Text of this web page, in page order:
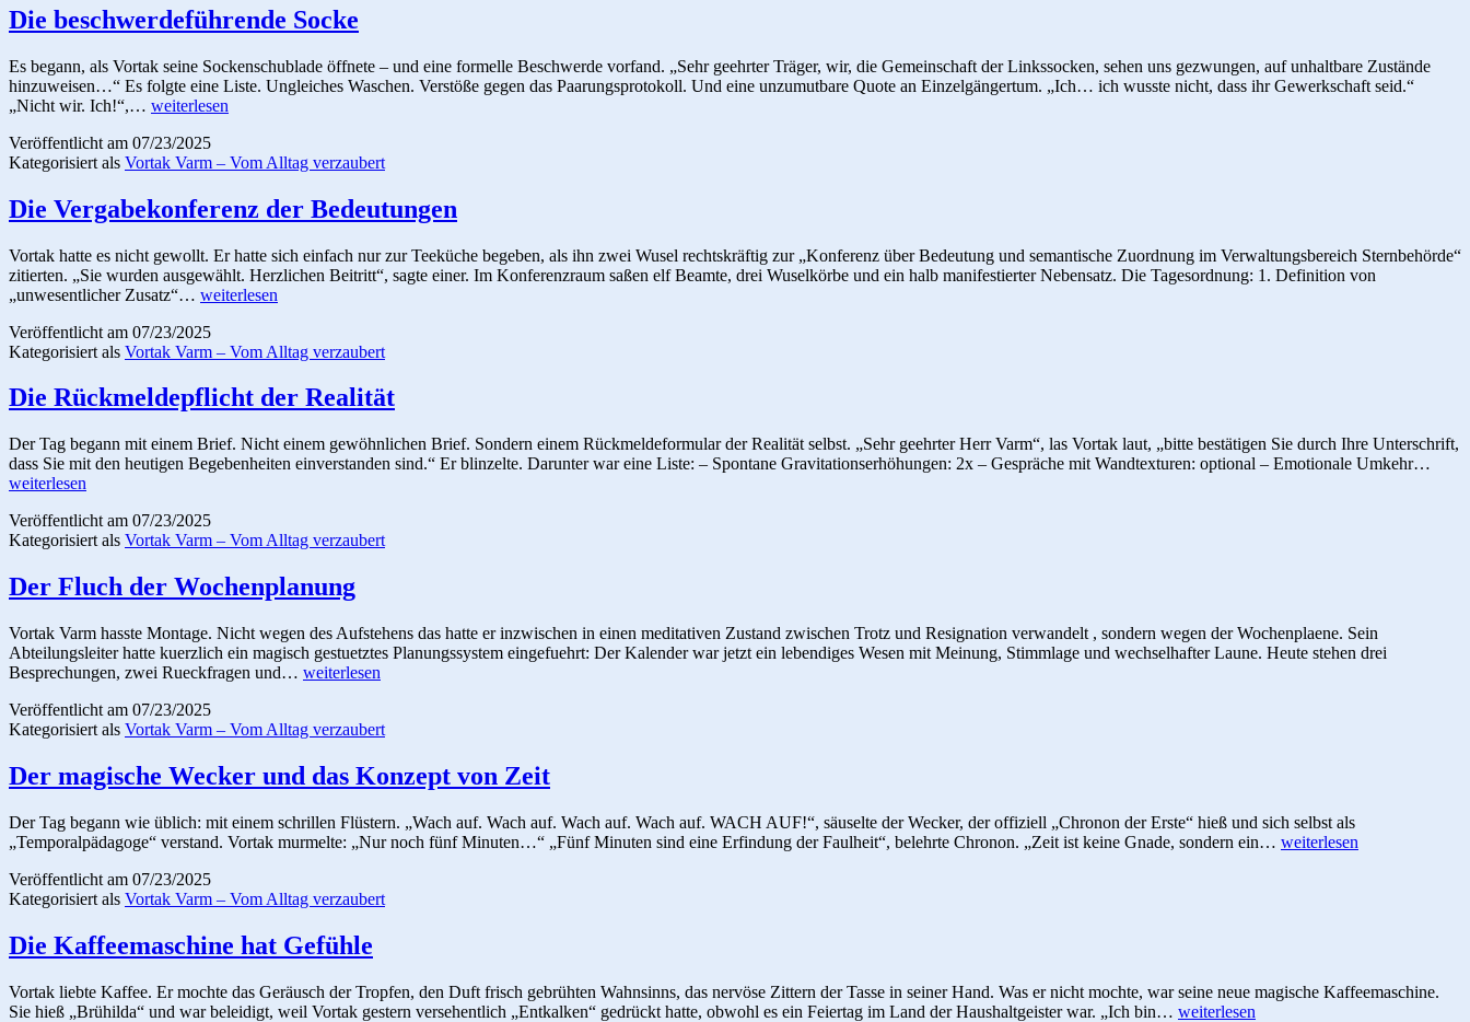
Die beschwerdeführende Socke
Es begann, als Vortak seine Sockenschublade öffnete – und eine formelle Beschwerde vorfand. „Sehr geehrter Träger, wir, die Gemeinschaft der Linkssocken, sehen uns gezwungen, auf unhaltbare Zustände
hinzuweisen…“ Es folgte eine Liste. Ungleiches Waschen. Verstöße gegen das Paarungsprotokoll. Und eine unzumutbare Quote an Einzelgängertum. „Ich… ich wusste nicht, dass ihr Gewerkschaft seid.“
„Nicht wir. Ich!“,… Die
Socke
weiterlesen
Veröffentlicht am 07/23/2025
Kategorisiert als Vortak Varm – Vom Alltag verzaubert
Die Vergabekonferenz der Bedeutungen
Vortak hatte es nicht gewollt. Er hatte sich einfach nur zur Teeküche begeben, als ihn zwei Wusel rechtskräftig zur „Konferenz über Bedeutung und semantische Zuordnung im Verwaltungsbereich Sternbehörde“
zitierten. „Sie wurden ausgewählt. Herzlichen Beitritt“, sagte einer. Im Konferenzraum saßen elf Beamte, drei Wuselkörbe und ein halb manifestierter Nebensatz. Die Tagesordnung: 1. Definition von
„unwesentlicher Zusatz“… Die
der
Bedeutungen
weiterlesen
Veröffentlicht am 07/23/2025
Kategorisiert als Vortak Varm – Vom Alltag verzaubert
Die Rückmeldepflicht der Realität
Der Tag begann mit einem Brief. Nicht einem gewöhnlichen Brief. Sondern einem Rückmeldeformular der Realität selbst. „Sehr geehrter Herr Varm“, las Vortak laut, „bitte bestätigen Sie durch Ihre Unterschrift,
dass Sie mit den heutigen Begebenheiten einverstanden sind.“ Er blinzelte. Darunter war eine Liste: – Spontane Gravitationserhöhungen: 2x – Gespräche mit Wandtexturen: optional – Emotionale Umkehr…
weiterlesen
Veröffentlicht am 07/23/2025
Kategorisiert als Vortak Varm – Vom Alltag verzaubert
Der Fluch der Wochenplanung
Vortak Varm hasste Montage. Nicht wegen des Aufstehens das hatte er inzwischen in einen meditativen Zustand zwischen Trotz und Resignation verwandelt , sondern wegen der Wochenplaene. Sein
Abteilungsleiter hatte kuerzlich ein magisch gestuetztes Planungssystem eingefuehrt: Der Kalender war jetzt ein lebendiges Wesen mit Meinung, Stimmlage und wechselhafter Laune. Heute stehen drei
Besprechungen, zwei Rueckfragen und… Der
Wochenplanung
weiterlesen
Veröffentlicht am 07/23/2025
Kategorisiert als Vortak Varm – Vom Alltag verzaubert
Der magische Wecker und das Konzept von Zeit
Der Tag begann wie üblich: mit einem schrillen Flüstern. „Wach auf. Wach auf. Wach auf. Wach auf. WACH AUF!“, säuselte der Wecker, der offiziell „Chronon der Erste“ hieß und sich selbst als
„Temporalpädagoge“ verstand. Vortak murmelte: „Nur noch fünf Minuten…“ „Fünf Minuten sind eine Erfindung der Faulheit“, belehrte Chronon. „Zeit ist keine Gnade, sondern ein… Der
weiterlesen
Veröffentlicht am 07/23/2025
Kategorisiert als Vortak Varm – Vom Alltag verzaubert
Die Kaffeemaschine hat Gefühle
Vortak liebte Kaffee. Er mochte das Geräusch der Tropfen, den Duft frisch gebrühten Wahnsinns, das nervöse Zittern der Tasse in seiner Hand. Was er nicht mochte, war seine neue magische Kaffeemaschine.
Sie hieß „Brühilda“ und war beleidigt, weil Vortak gestern versehentlich „Entkalken“ gedrückt hatte, obwohl es ein Feiertag im Land der Haushaltgeister war. „Ich bin… Die
weiterlesen